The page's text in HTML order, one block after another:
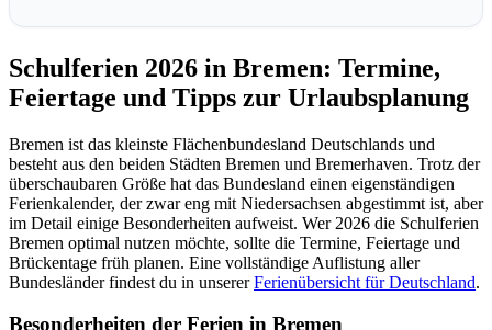
Schulferien 2026 in Bremen: Termine,
Feiertage und Tipps zur Urlaubsplanung
Bremen ist das kleinste Flächenbundesland Deutschlands und
besteht aus den beiden Städten Bremen und Bremerhaven. Trotz der
überschaubaren Größe hat das Bundesland einen eigenständigen
Ferienkalender, der zwar eng mit Niedersachsen abgestimmt ist, aber
im Detail einige Besonderheiten aufweist. Wer 2026 die Schulferien
Bremen optimal nutzen möchte, sollte die Termine, Feiertage und
Brückentage früh planen. Eine vollständige Auflistung aller
Bundesländer findest du in unsererFerienübersicht für Deutschland.
Besonderheiten der Ferien in Bremen